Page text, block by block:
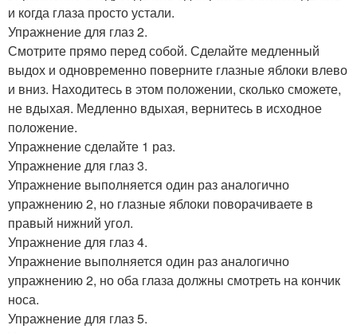
и когда глаза просто устали.
Упражнение для глаз 2.
Смотрите прямо перед собой. Сделайте медленный
выдох и одновременно поверните глазные яблоки влево
и вниз. Находитесь в этом положении, сколько сможете,
не вдыхая. Медленно вдыхая, вернитеcь в исходное
положение.
Упражнение сделайте 1 раз.
Упражнение для глаз 3.
Упражнение выполняется один раз аналогично
упражнению 2, но глазные яблоки поворачиваете в
правый нижний угол.
Упражнение для глаз 4.
Упражнение выполняется один раз аналогично
упражнению 2, но оба глаза должны смотреть на кончик
носа.
Упражнение для глаз 5.